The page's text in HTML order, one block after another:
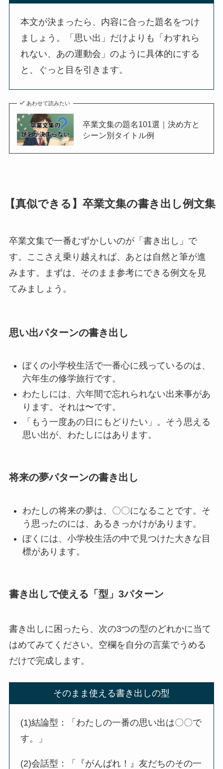
本文が決まったら、内容に合った題名をつけ
ましょう。「思い出」だけよりも「わすれら
れない、あの運動会」のように具体的にする
と、ぐっと目を引きます。
あわせて読みたい
卒業文集の題名101選｜決め方と
シーン別タイトル例
【真似できる】卒業文集の書き出し例文集
卒業文集で一番むずかしいのが「書き出し」で
す。ここさえ乗り越えれば、あとは自然と筆が進
みます。まずは、そのまま参考にできる例文を見
てみましょう。
思い出パターンの書き出し
ぼくの小学校生活で一番心に残っているのは、
六年生の修学旅行です。
わたしには、六年間で忘れられない出来事があ
ります。それは〜です。
「もう一度あの日にもどりたい」。そう思える
思い出が、わたしにはあります。
将来の夢パターンの書き出し
わたしの将来の夢は、〇〇になることです。そ
う思ったのには、あるきっかけがあります。
ぼくには、小学校生活の中で見つけた大きな目
標があります。
書き出しで使える「型」3パターン
書き出しに困ったら、次の3つの型のどれかに当て
はめてみてください。空欄を自分の言葉でうめる
だけで完成します。
そのまま使える書き出しの型
(1)結論型：「わたしの一番の思い出は〇〇で
す。」
(2)会話型：「『がんばれ！』友だちのその一